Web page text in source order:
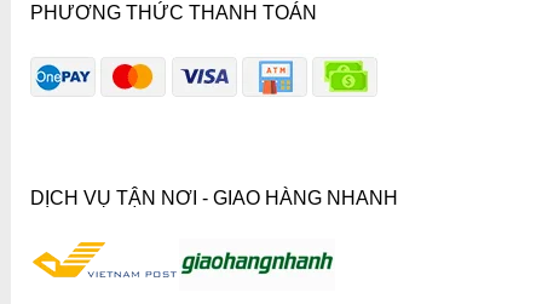
PHƯƠNG THỨC THANH TOÁN
DỊCH VỤ TẬN NƠI - GIAO HÀNG NHANH